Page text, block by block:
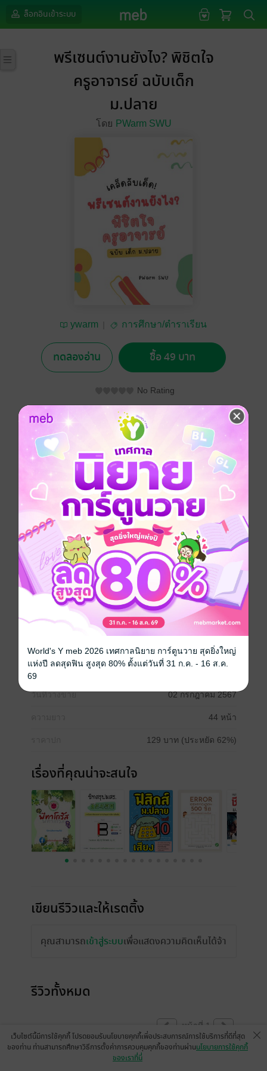
ล็อกอินเข้าระบบ
พรีเซนต์งานยังไง? พิชิตใจ
ครูอาจารย์ ฉบับเด็ก
ม.ปลาย
โดย PWarm SWU
ywarm การศึกษา/ตำราเรียน
ทดลองอ่าน ซื้อ 49 บาท
No Rating
อยากได้ แชร์
เคยไหม...ยืนหน้าห้องแล้วใจเต้นรัว กลัวการพรีเซนต์
หรือ พรีเซนต์แล้ว ครูไม่ประทับใจ คะแนนไม่ดีอย่างที่หวัง
...เพื่อนๆ พรีเซนต์เก่งๆ ทำให้รู้สึกด้อย ไม่มั่นใจ
ถ้าใช่!... eBook เล่มนี้คือตัวช่วยของน้องๆ เลยล่ะ!
หนังสือเล่มนี้รวบรวมเทคนิคและเคล็ดลับสุดพิเศษ เป็น
กุญแจสู่ความสำเร็จในการเรียน ช่วยให้น้องๆ ออกไปนำ
เสนอหน้าชั้นเรียนได้อย่างมั่นใจ ช่วยมัดใจครู พร้อมคว้า
คะแนนเต็มได้
ประเภทไฟล์
วันที่วางขาย 02 กรกฎาคม 2567
44 หน้า
129 บาท (ประหยัด 62%)
เรื่องที่คุณน่าจะสนใจ
เขียนรีวิวและให้เรตติ้ง
คุณสามารถเข้าสู่ระบบเพื่อแสดงความคิดเห็นได้จ้า
รีวิวทั้งหมด
หน้าที่ 1
เว็บไซต์นี้มีการใช้คุกกี้ โปรดยอมรับนโยบายคุกกี้เพื่อประสบการณ์การใช้บริการที่ดีที่สุด
ของท่าน ท่านสามารถศึกษาวิธีการตั้งค่าการควบคุมคุกกี้ของท่านผ่านนโยบายการใช้คุกกี้
ของเราที่นี่
World's Y meb 2026 เทศกาลนิยาย การ์ตูนวาย สุดยิ่งใหญ่
แห่งปี ลดสุดฟิน สูงสุด 80% ตั้งแต่วันที่ 31 ก.ค. - 16 ส.ค.
69